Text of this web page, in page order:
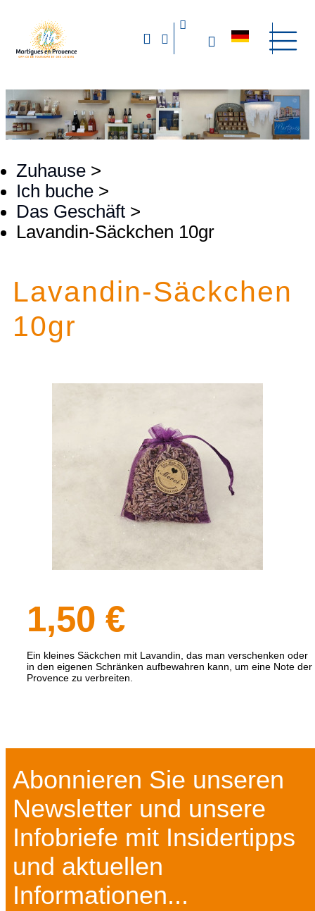
Zuhause >
Ich buche >
Das Geschäft >
Lavandin-Säckchen 10gr
Lavandin-Säckchen
10gr
1,50 €
Ein kleines Säckchen mit Lavandin, das man verschenken oder
in den eigenen Schränken aufbewahren kann, um eine Note der
Provence zu verbreiten.
Abonnieren Sie unseren
Newsletter und unsere
Infobriefe mit Insidertipps
und aktuellen
Informationen...